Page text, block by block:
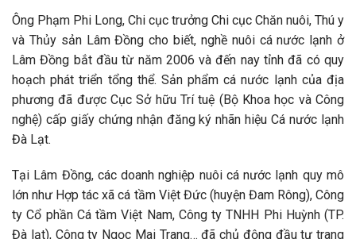
Ông Phạm Phi Long, Chi cục trưởng Chi cục Chăn nuôi, Thú y
và Thủy sản Lâm Đồng cho biết, nghề nuôi cá nước lạnh ở
Lâm Đồng bắt đầu từ năm 2006 và đến nay tỉnh đã có quy
hoạch phát triển tổng thể. Sản phẩm cá nước lạnh của địa
phương đã được Cục Sở hữu Trí tuệ (Bộ Khoa học và Công
nghệ) cấp giấy chứng nhận đăng ký nhãn hiệu Cá nước lạnh
Đà Lạt.
Tại Lâm Đồng, các doanh nghiệp nuôi cá nước lạnh quy mô
lớn như Hợp tác xã cá tầm Việt Đức (huyện Đam Rông), Công
ty Cổ phần Cá tầm Việt Nam, Công ty TNHH Phi Huỳnh (TP.
Đà lạt), Công ty Ngọc Mai Trang… đã chủ động đầu tư trang